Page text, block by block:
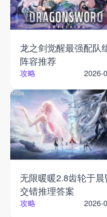
龙之剑觉醒最强配队
阵容推荐
攻略 2026-
无限暖暖2.8齿轮于晨
交错推理答案
攻略 2026-